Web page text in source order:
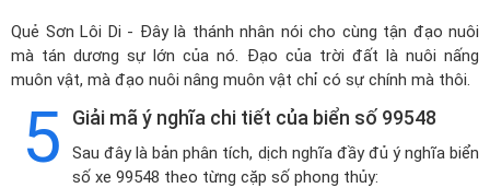
Quẻ Sơn Lôi Di - Đây là thánh nhân nói cho cùng tận đạo nuôi
mà tán dương sự lớn của nó. Đạo của trời đất là nuôi nấng
muôn vật, mà đạo nuôi nâng muôn vật chỉ có sự chính mà thôi.
5 Giải mã ý nghĩa chi tiết của biển số 99548
Sau đây là bản phân tích, dịch nghĩa đầy đủ ý nghĩa biển
số xe 99548 theo từng cặp số phong thủy: